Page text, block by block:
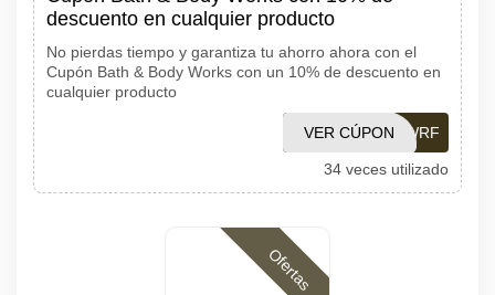
descuento en cualquier producto
No pierdas tiempo y garantiza tu ahorro ahora con el
Cupón Bath & Body Works con un 10% de descuento en
cualquier producto
BBWRF
VER CÚPON
34 veces utilizado
Ofertas